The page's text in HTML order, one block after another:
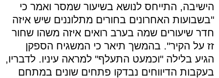
הישיבה, התייחס לנושא בשיעור שמסר ואמר כי
"בשבועות האחרונים בחורים מתלוננים שיש איזה
חדר שיעורים שמה בערב רואים איזה משהו שחור
זז על הקיר". בהמשך תיאר כי המשגיח הספקן
הגיע בלילה "וכמעט התעלף" למראה עיניו. לדבריו,
בעקבות הדיווחים נבדקו פתחים שונים במתחם